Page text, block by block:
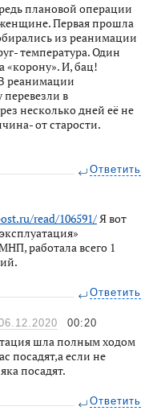
плановой операции
Первая прошла
из реанимации
температура. Один
«корону». И, бац!
реанимации
в
несколько дней её не
от старости.
Ответить
read/106591/Я вот
работала всего 1
Ответить
00:20
шла полным ходом
посадят,а если не
посадят.
Ответить